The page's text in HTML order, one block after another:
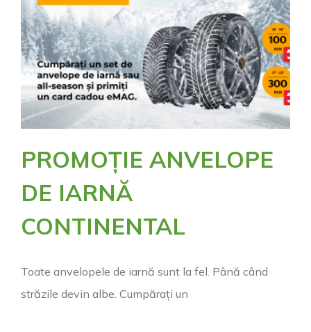
PROMOȚIE ANVELOPE
DE IARNĂ
CONTINENTAL
Toate anvelopele de iarnă sunt la fel. Până când
străzile devin albe. Cumpărați un